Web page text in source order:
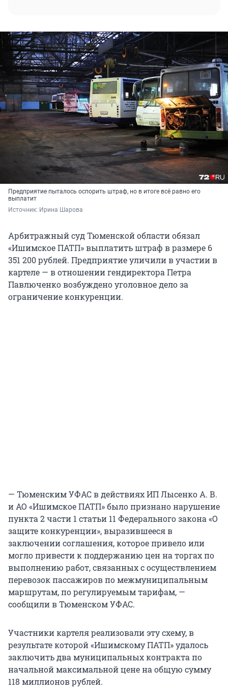
Предприятие пыталось оспорить штраф, но в итоге всё равно его
выплатит
Источник: Ирина Шарова
Арбитражный суд Тюменской области обязал
«Ишимское ПАТП» выплатить штраф в размере 6
351 200 рублей. Предприятие уличили в участии в
картеле — в отношении гендиректора Петра
Павлюченко возбуждено уголовное дело за
ограничение конкуренции.
— Тюменским УФАС в действиях ИП Лысенко А. В.
и АО «Ишимское ПАТП» было признано нарушение
пункта 2 части 1 статьи 11 Федерального закона «О
защите конкуренции», выразившееся в
заключении соглашения, которое привело или
могло привести к поддержанию цен на торгах по
выполнению работ, связанных с осуществлением
перевозок пассажиров по межмуниципальным
маршрутам, по регулируемым тарифам, —
сообщили в Тюменском УФАС.
Участники картеля реализовали эту схему, в
результате которой «Ишимскому ПАТП» удалось
заключить два муниципальных контракта по
начальной максимальной цене на общую сумму
118 миллионов рублей.